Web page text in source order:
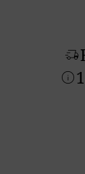
delivery_truck_speed
info